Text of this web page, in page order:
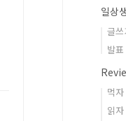
일상
글
발표
먹자
읽자